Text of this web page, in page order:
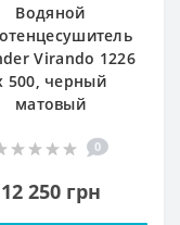
Водяной
Virando 1226
500, черный
матовый
0
12 250 грн